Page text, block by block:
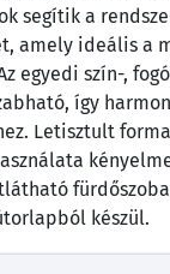
segítik a
amely ideális a
egyedi szín-,
így
Letisztult
készül.